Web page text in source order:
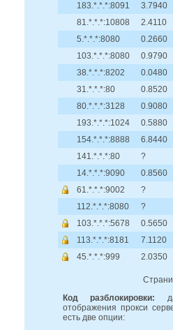
183.*.*.*:8091
3.7940
81.*.*.*:10808
2.4110
5.*.*.*:8080
0.2660
103.*.*.*:8080
0.9790
38.*.*.*:8202
0.0480
31.*.*.*:80
0.8520
80.*.*.*:3128
0.9080
193.*.*.*:1024
0.5880
154.*.*.*:8888
6.8440
141.*.*.*:80
?
14.*.*.*:9090
0.8560
61.*.*.*:9002
?
112.*.*.*:8080
?
103.*.*.*:5678
0.5650
113.*.*.*:8181
7.1120
45.*.*.*:999
2.0350
Код разблокировки:
отображения прокси
есть две опции: